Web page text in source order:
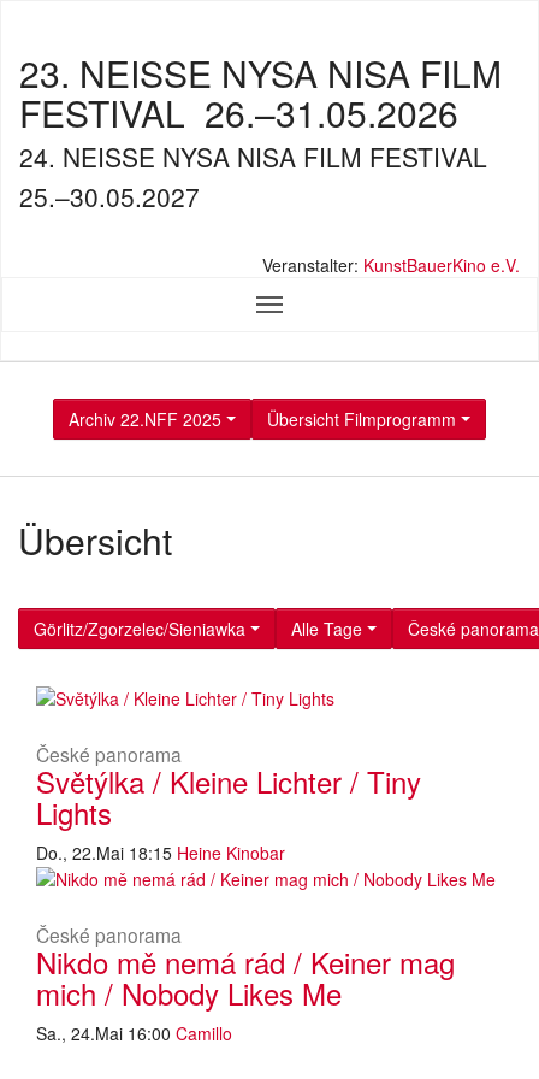
23. NEISSE NYSA NISA FILM
FESTIVAL 26.–31.05.2026
24. NEISSE NYSA NISA FILM FESTIVAL
25.–30.05.2027
Veranstalter: KunstBauerKino e.V.
Archiv 22.NFF 2025 Übersicht Filmprogramm
Übersicht
Görlitz/Zgorzelec/Sieniawka Alle Tage České panorama
České panorama
Světýlka / Kleine Lichter / Tiny
Lights
Do., 22.Mai 18:15 Heine Kinobar
České panorama
Nikdo mě nemá rád / Keiner mag
mich / Nobody Likes Me
Sa., 24.Mai 16:00 Camillo